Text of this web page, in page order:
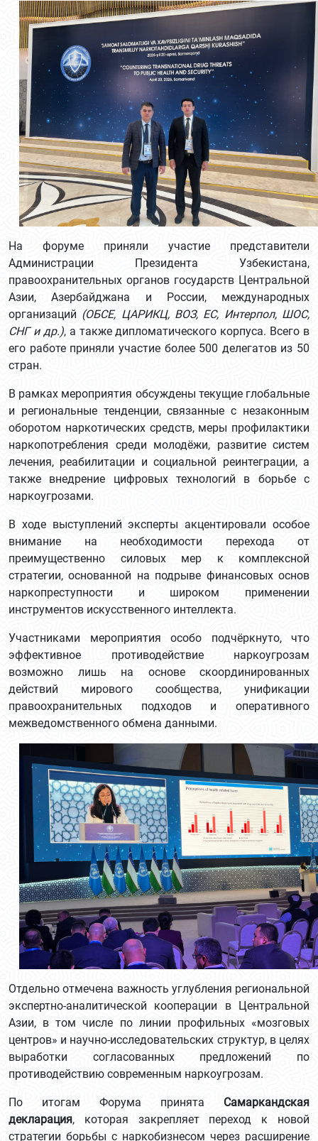
На форуме приняли участие представители
Администрации Президента Узбекистана,
правоохранительных органов государств Центральной
Азии, Азербайджана и России, международных
организаций (ОБСЕ, ЦАРИКЦ, ВОЗ, ЕС, Интерпол, ШОС,
СНГ и др.), а также дипломатического корпуса. Всего в
его работе приняли участие более 500 делегатов из 50
стран.
В рамках мероприятия обсуждены текущие глобальные
и региональные тенденции, связанные с незаконным
оборотом наркотических средств, меры профилактики
наркопотребления среди молодёжи, развитие систем
лечения, реабилитации и социальной реинтеграции, а
также внедрение цифровых технологий в борьбе с
наркоугрозами.
В ходе выступлений эксперты акцентировали особое
внимание на необходимости перехода от
преимущественно силовых мер к комплексной
стратегии, основанной на подрыве финансовых основ
наркопреступности и широком применении
инструментов искусственного интеллекта.
Участниками мероприятия особо подчёркнуто, что
эффективное противодействие наркоугрозам
возможно лишь на основе скоординированных
действий мирового сообщества, унификации
правоохранительных подходов и оперативного
межведомственного обмена данными.
Отдельно отмечена важность углубления региональной
экспертно-аналитической кооперации в Центральной
Азии, в том числе по линии профильных «мозговых
центров» и научно-исследовательских структур, в целях
выработки согласованных предложений по
противодействию современным наркоугрозам.
По итогам Форума принята Самаркандская
декларация, которая закрепляет переход к новой
стратегии борьбы с наркобизнесом через расширение